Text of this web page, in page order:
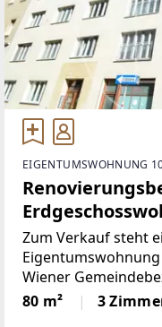
EIGENTUMSWOHNUNG
Zum Verkauf steht
Wiener
befinden sich zwei
eine hervorragende
80 m² 3